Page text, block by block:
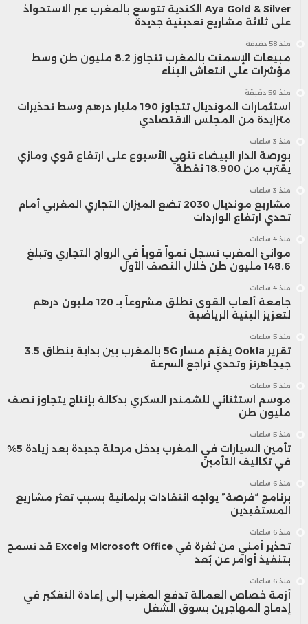
Aya Gold & Silver الكندية تتوسع بالمغرب عبر الاستحواذ
على ثلاثة مشاريع تعدينية جديدة
منذ 58 دقيقة
مبيعات الإسمنت بالمغرب تتجاوز 8.2 مليون طن وسط
مؤشرات على انتعاش البناء
منذ 59 دقيقة
استثمارات المونديال تتجاوز 190 مليار درهم وسط تحذيرات
متزايدة من المجلس الاقتصادي
منذ 3 ساعات
بورصة الدار البيضاء تنهي الأسبوع على ارتفاع قوي ومازي
يقترب من 18.900 نقطة
منذ 3 ساعات
مشاريع مونديال 2030 تضع الميزان التجاري المغربي أمام
تحدي ارتفاع الواردات
منذ 4 ساعات
موانئ المغرب تسجل نمواً قوياً في الرواج التجاري وتبلغ
148.6 مليون طن خلال النصف الأول
منذ 4 ساعات
جامعة ألعاب القوى تطلق مشروعاً بـ 120 مليون درهم
لتعزيز البنية الرياضية
منذ 5 ساعات
تقرير Ookla يقيّم مسار 5G بالمغرب بين بداية بنطاق 3.5
جيجاهرتز وتحدي تراجع السرعة
منذ 5 ساعات
موسم استثنائي للشمندر السكري بدكالة بإنتاج يتجاوز نصف
مليون طن
منذ 5 ساعات
تأمين السيارات في المغرب يدخل مرحلة جديدة بعد زيادة 5%
في تكاليف التأمين
منذ 6 ساعات
برنامج “فرصة” يواجه انتقادات برلمانية بسبب تعثر مشاريع
المستفيدين
منذ 6 ساعات
تحذير أمني من ثغرة في Microsoft Office وExcel قد تسمح
بتنفيذ أوامر عن بُعد
منذ 6 ساعات
أزمة خصاص العمالة تدفع المغرب إلى إعادة التفكير في
إدماج المهاجرين بسوق الشغل